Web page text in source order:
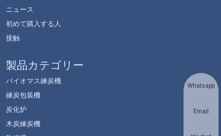
ニュース
初めて購入する人
接触
製品カテゴリー
バイオマス練炭機
練炭包装機
炭化炉
木炭練炭機
Whatsapp
Email